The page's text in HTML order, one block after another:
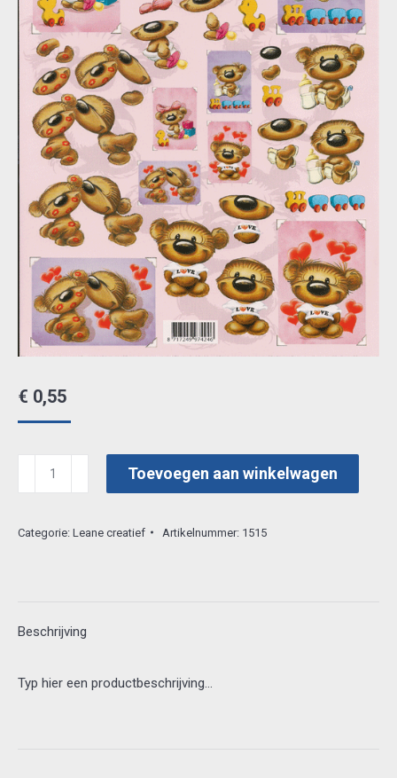
€ 0,55
leacrea
3d
50.4246
Toevoegen aan winkelwagen
Categorie: Leane creatief Artikelnummer: 1515
Beschrijving
Typ hier een productbeschrijving…